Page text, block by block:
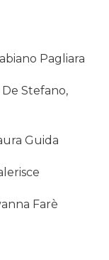
Pagliara
Stefano,
Guida
Farè